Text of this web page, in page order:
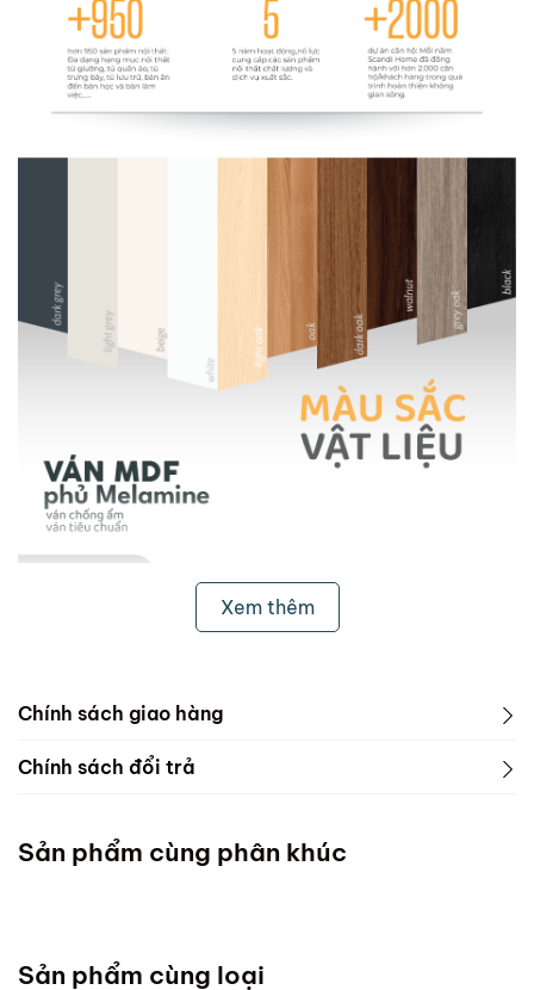
Xem thêm
Chính sách giao hàng
1. Freeship & Lắp đặt cho khách hàng các tỉnh thành
Miền Bắc
Đà Nẵng :Thứ 7 mỗi tuần ( Chốt đơn chậm nhất thứ
Chính sách đổi trả
Sản phẩm cùng phân khúc
Sản phẩm cùng loại